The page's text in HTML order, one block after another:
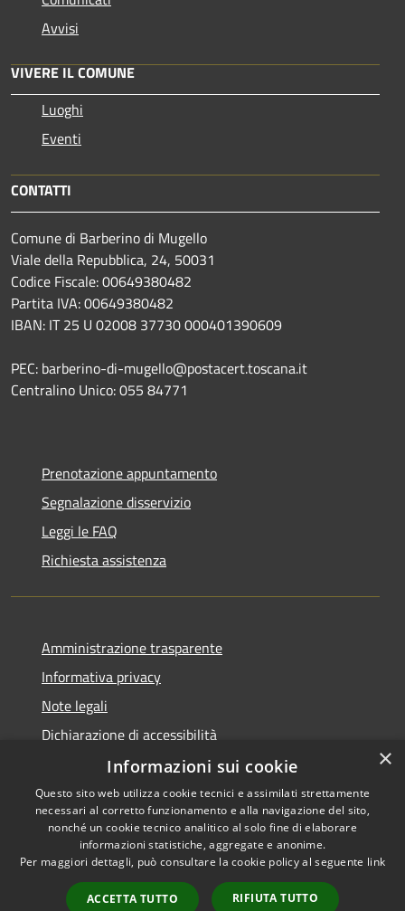
Avvisi
VIVERE IL COMUNE
Luoghi
Eventi
CONTATTI
Comune di Barberino di Mugello
Viale della Repubblica, 24, 50031
Codice Fiscale: 00649380482
Partita IVA: 00649380482
IBAN: IT 25 U 02008 37730 000401390609
PEC: barberino-di-mugello@postacert.toscana.it
Centralino Unico: 055 84771
Prenotazione appuntamento
Segnalazione disservizio
Leggi le FAQ
Richiesta assistenza
Amministrazione trasparente
Informativa privacy
Note legali
Dichiarazione di accessibilità
Accessibilità
Privacy
Copyright © 2026 • Comune di
Barberino di Mugello •
Powered byMunicipium •
Accesso redazione
×
Informazioni sui cookie
Questo sito web utilizza cookie tecnici e assimilati strettamente
necessari al corretto funzionamento e alla navigazione del sito,
nonché un cookie tecnico analitico al solo fine di elaborare
informazioni statistiche, aggregate e anonime.
Per maggiori dettagli, può consultare la cookie policy al seguente link
ACCETTA TUTTO RIFIUTA TUTTO